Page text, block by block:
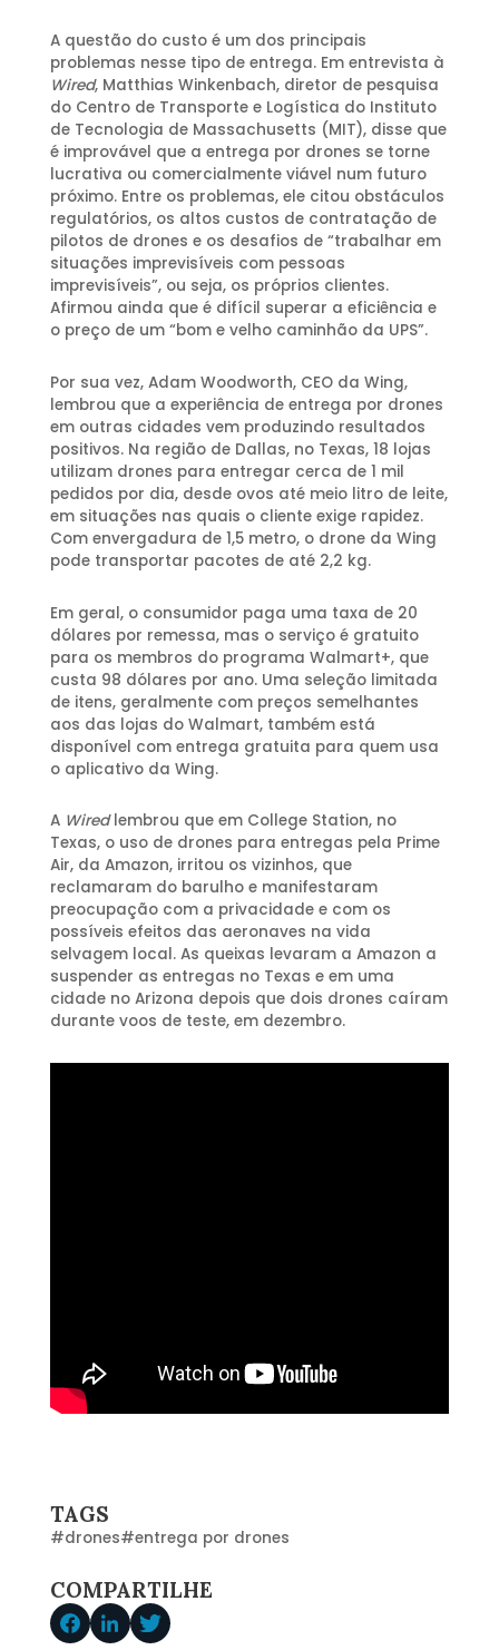
A questão do custo é um dos principais
problemas nesse tipo de entrega. Em entrevista à
Wired, Matthias Winkenbach, diretor de pesquisa
do Centro de Transporte e Logística do Instituto
de Tecnologia de Massachusetts (MIT), disse que
é improvável que a entrega por drones se torne
lucrativa ou comercialmente viável ​​num futuro
próximo. Entre os problemas, ele citou obstáculos
regulatórios, os altos custos de contratação de
pilotos de drones e os desafios de “trabalhar em
situações imprevisíveis com pessoas
imprevisíveis”, ou seja, os próprios clientes.
Afirmou ainda que é difícil superar a eficiência e
o preço de um “bom e velho caminhão da UPS”.
Por sua vez, Adam Woodworth, CEO da Wing,
lembrou que a experiência de entrega por drones
em outras cidades vem produzindo resultados
positivos. Na região de Dallas, no Texas, 18 lojas
utilizam drones para entregar cerca de 1 mil
pedidos por dia, desde ovos até meio litro de leite,
em situações nas quais o cliente exige rapidez.
Com envergadura de 1,5 metro, o drone da Wing
pode transportar pacotes de até 2,2 kg.
Em geral, o consumidor paga uma taxa de 20
dólares por remessa, mas o serviço é gratuito
para os membros do programa Walmart+, que
custa 98 dólares por ano. Uma seleção limitada
de itens, geralmente com preços semelhantes
aos das lojas do Walmart, também está
disponível com entrega gratuita para quem usa
o aplicativo da Wing.
A Wiredlembrou que em College Station, no
Texas, o uso de drones para entregas pela Prime
Air, da Amazon, irritou os vizinhos, que
reclamaram do barulho e manifestaram
preocupação com a privacidade e com os
possíveis efeitos das aeronaves na vida
selvagem local. As queixas levaram a Amazon a
suspender as entregas no Texas e em uma
cidade no Arizona depois que dois drones caíram
durante voos de teste, em dezembro.
TAGS
#drones#entrega por drones
COMPARTILHE